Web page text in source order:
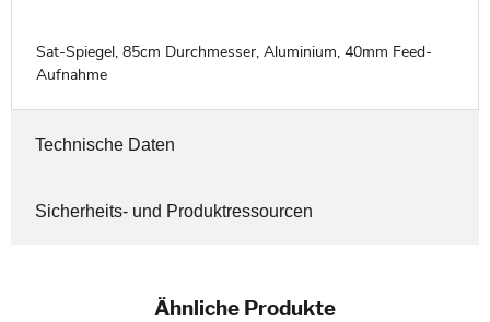
Sat-Spiegel, 85cm Durchmesser, Aluminium, 40mm Feed-
Aufnahme
Technische Daten
Sicherheits- und Produktressourcen
Ähnliche Produkte